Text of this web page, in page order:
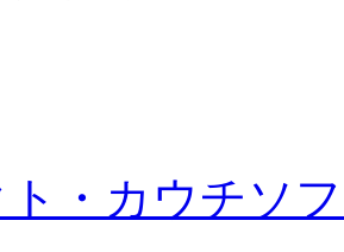
ト・カウチソ